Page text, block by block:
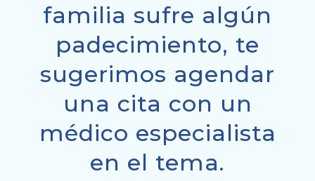
familia sufre algún
padecimiento, te
sugerimos agendar
una cita con un
médico especialista
en el tema.